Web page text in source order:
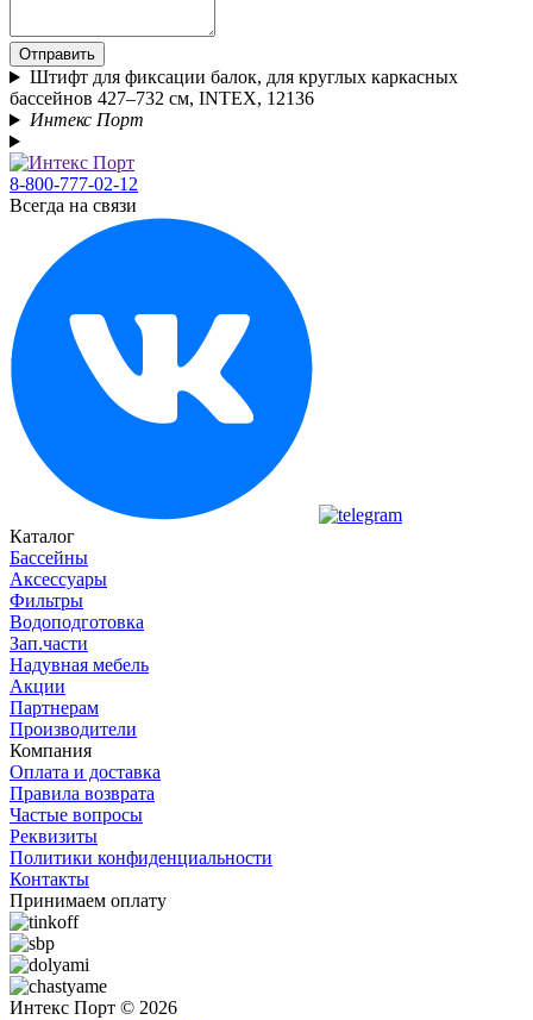
Отправить
Штифт для фиксации балок, для круглых каркасных
бассейнов 427–732 см, INTEX, 12136
Интекс Порт
8-800-777-02-12
Всегда на связи
Каталог
Бассейны
Аксессуары
Фильтры
Водоподготовка
Зап.части
Надувная мебель
Акции
Партнерам
Производители
Компания
Оплата и доставка
Правила возврата
Частые вопросы
Реквизиты
Политики конфиденциальности
Контакты
Принимаем оплату
Интекс Порт © 2026